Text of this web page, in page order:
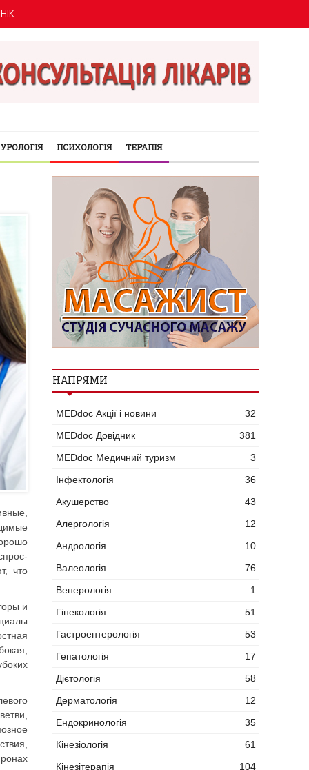
УРОЛОГІЯ ПСИХОЛОГІЯ ТЕРАПІЯ
что
и
НАПРЯМИ
MEDdoc Акції і новини
32
MEDdoc Довідник
381
MEDdoc Медичний туризм
3
Інфектологія
36
Акушерство
43
Алергологія
12
Андрологія
10
Валеологія
76
Венерологія
1
Гінекологія
51
Гастроентерологія
53
Гепатологія
17
Дієтологія
58
Дерматологія
12
Ендокринологія
35
Кінезіологія
61
Кінезітерапія
104